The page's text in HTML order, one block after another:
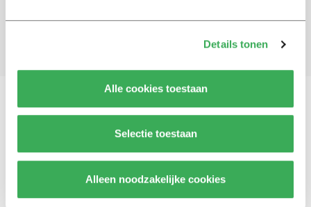
Details tonen
Alle cookies toestaan
Selectie toestaan
Alleen noodzakelijke cookies
Vragen, opmerkingen of tips?Neem contact met
ons op